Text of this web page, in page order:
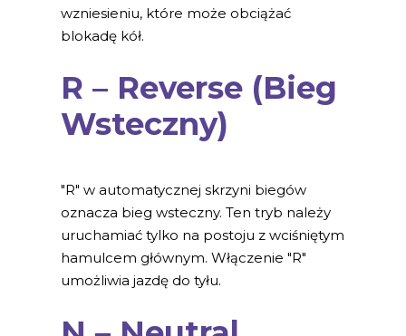
wzniesieniu, które może obciążać
blokadę kół.
R – Reverse (Bieg
Wsteczny)
"R" w automatycznej skrzyni biegów
oznacza bieg wsteczny. Ten tryb należy
uruchamiać tylko na postoju z wciśniętym
hamulcem głównym. Włączenie "R"
umożliwia jazdę do tyłu.